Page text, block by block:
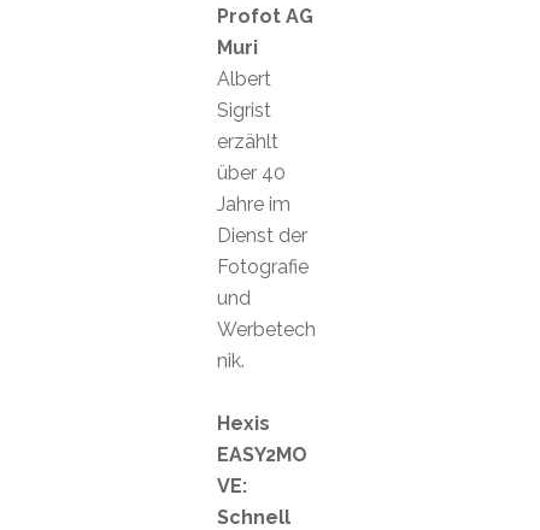
Profot AG
Muri
Albert
Sigrist
erzählt
über 40
Jahre im
Dienst der
Fotografie
und
Werbetech
nik.
Hexis
EASY2MO
VE:
Schnell